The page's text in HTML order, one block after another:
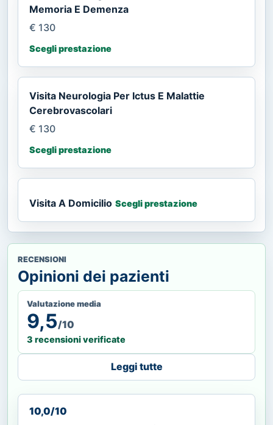
Memoria E Demenza
€ 130
Scegli prestazione
Visita Neurologia Per Ictus E Malattie
Cerebrovascolari
€ 130
Scegli prestazione
Visita A Domicilio Scegli prestazione
RECENSIONI
Opinioni dei pazienti
Valutazione media
9,5/10
3 recensioni verificate
Leggi tutte
10,0/10